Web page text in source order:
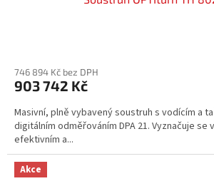
746 894 Kč bez DPH
903 742 Kč
Masivní, plně vybavený soustruh s vodícím a
digitálním odměřováním DPA 21. Vyznačuje
efektivním a...
Akce